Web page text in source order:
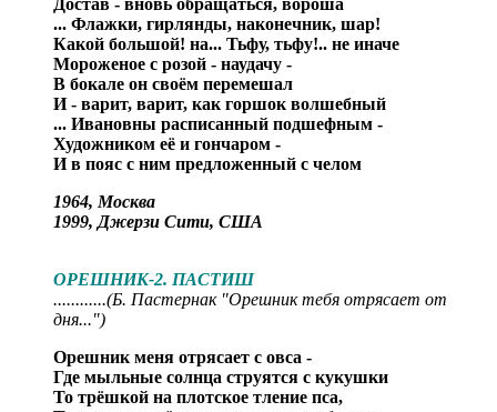
Достав - вновь обращаться, вороша
... Флажки, гирлянды, наконечник, шар!
Какой большой! на... Тьфу, тьфу!.. не иначе
Мороженое с розой - наудачу -
В бокале он своём перемешал
И - варит, варит, как горшок волшебный
... Ивановны расписанный подшефным -
Художником её и гончаром -
И в пояс с ним предложенный с челом
1964, Москва
1999, Джерзи Сити, США
ОРЕШНИК-2. ПАСТИШ
............(Б. Пастернак "Орешник тебя отрясает от
дня...")
Орешник меня отрясает с овса -
Где мыльные солнца струятся с кукушки
То трёшкой на плотское тление пса,